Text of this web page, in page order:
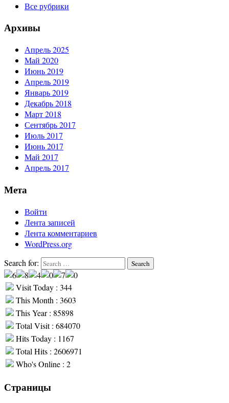
Все рубрики
Архивы
Апрель 2025
Май 2020
Июнь 2019
Апрель 2019
Январь 2019
Декабрь 2018
Март 2018
Сентябрь 2017
Июль 2017
Июнь 2017
Май 2017
Апрель 2017
Мета
Войти
Лента записей
Лента комментариев
WordPress.org
Search for:
Search
Visit Today : 344
This Month : 3603
This Year : 85898
Total Visit : 684070
Hits Today : 1167
Total Hits : 2606971
Who's Online : 2
Страницы